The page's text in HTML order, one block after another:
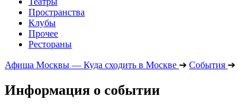
Пространства
Клубы
Прочее
Рестораны
Афиша Москвы — Куда сходить в Москве ➔ События ➔
Информация о событии